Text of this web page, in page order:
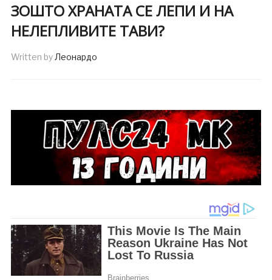
ЗОШТО ХРАНАТА СЕ ЛЕПИ И НА
НЕЛЕПЛИВИТЕ ТАВИ?
Written byЛеонардо